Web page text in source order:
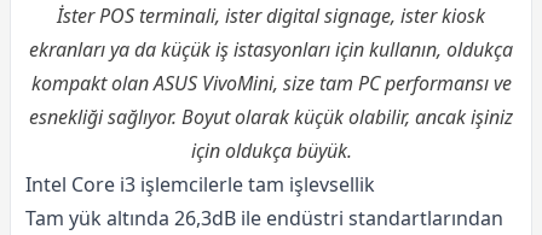
İster POS terminali, ister digital signage, ister kiosk
ekranları ya da küçük iş istasyonları için kullanın, oldukça
kompakt olan ASUS VivoMini, size tam PC performansı ve
esnekliği sağlıyor. Boyut olarak küçük olabilir, ancak işiniz
için oldukça büyük.
Intel Core i3 işlemcilerle tam işlevsellik
Tam yük altında 26,3dB ile endüstri standartlarından